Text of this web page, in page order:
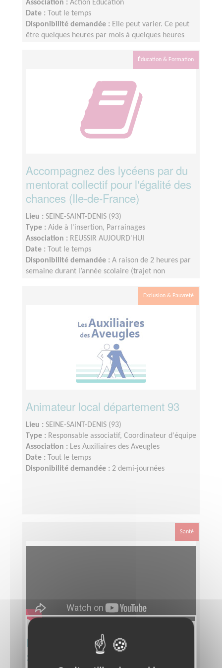
Association : Action Education
Date :
Tout le temps
Disponibilité demandée : Elle peut varier. Ce peut
être quelques heures par mois à quelques heures
Éducation & Formation
Accompagnez des lycéens par du
mentorat collectif pour l'égalité des
chances (Ile-de-France)
Lieu : SEINE-SAINT-DENIS (93)
Type : Aide à l'insertion, Parrainages
Association : REUSSIR AUJOURD'HUI
Date :
Tout le temps
Disponibilité demandée : A raison de 2 heures par
semaine durant l’année scolaire (trajet non
Nous fonctionnons sur le calendrier scolaire, vos
Exclusion & Pauvreté
Animateur local département 93
Lieu : SEINE-SAINT-DENIS (93)
Type : Responsable associatif, Coordinateur d'équipe
Association : Les Auxiliaires des Aveugles
Date :
Tout le temps
Disponibilité demandée : 2 demi-journées
Santé
Responsable départemental
d’équipe bénévole Téléthon